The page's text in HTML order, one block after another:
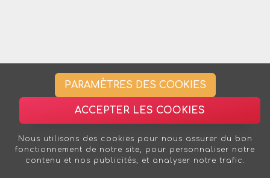
PARAMÈTRES DES COOKIES
ACCEPTER LES COOKIES
Nous utilisons des cookies pour nous assurer du bon
fonctionnement de notre site, pour personnaliser notre
contenu et nos publicités, et analyser notre trafic.